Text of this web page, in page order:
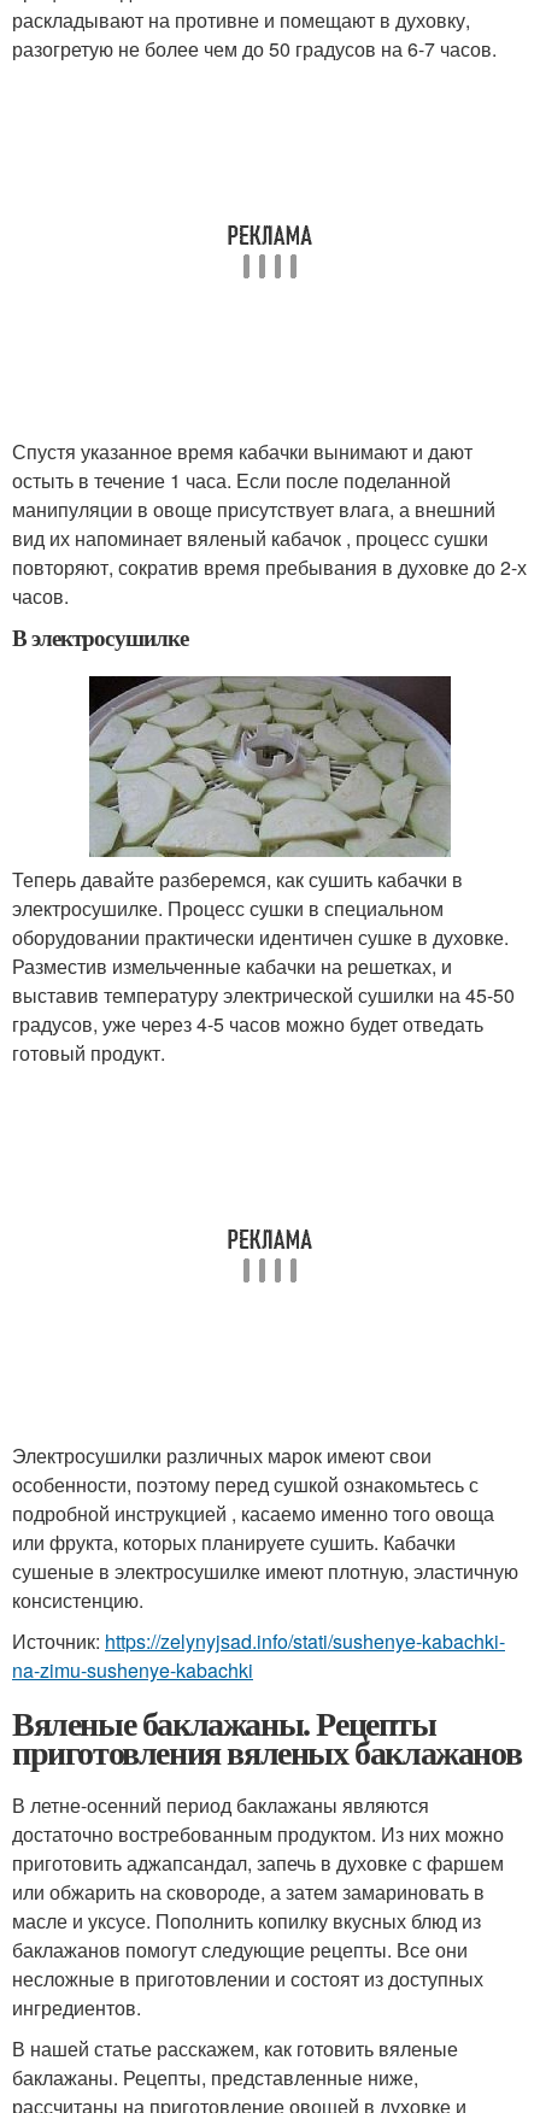
раскладывают на противне и помещают в духовку,
разогретую не более чем до 50 градусов на 6-7 часов.
Спустя указанное время кабачки вынимают и дают
остыть в течение 1 часа. Если после поделанной
манипуляции в овоще присутствует влага, а внешний
вид их напоминает вяленый кабачок , процесс сушки
повторяют, сократив время пребывания в духовке до 2-х
часов.
В электросушилке
Теперь давайте разберемся, как сушить кабачки в
электросушилке. Процесс сушки в специальном
оборудовании практически идентичен сушке в духовке.
Разместив измельченные кабачки на решетках, и
выставив температуру электрической сушилки на 45-50
градусов, уже через 4-5 часов можно будет отведать
готовый продукт.
Электросушилки различных марок имеют свои
особенности, поэтому перед сушкой ознакомьтесь с
подробной инструкцией , касаемо именно того овоща
или фрукта, которых планируете сушить. Кабачки
сушеные в электросушилке имеют плотную, эластичную
консистенцию.
Источник: https://zelynyjsad.info/stati/sushenye-kabachki-
na-zimu-sushenye-kabachki
Вяленые баклажаны. Рецепты
приготовления вяленых баклажанов
В летне-осенний период баклажаны являются
достаточно востребованным продуктом. Из них можно
приготовить аджапсандал, запечь в духовке с фаршем
или обжарить на сковороде, а затем замариновать в
масле и уксусе. Пополнить копилку вкусных блюд из
баклажанов помогут следующие рецепты. Все они
несложные в приготовлении и состоят из доступных
ингредиентов.
В нашей статье расскажем, как готовить вяленые
баклажаны. Рецепты, представленные ниже,
рассчитаны на приготовление овощей в духовке и